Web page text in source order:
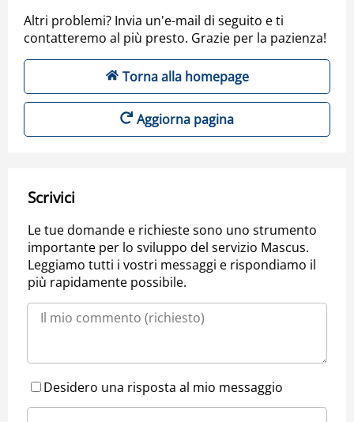
Altri problemi? Invia un'e-mail di seguito e ti
contatteremo al più presto. Grazie per la pazienza!
Torna alla homepage
Aggiorna pagina
Scrivici
Le tue domande e richieste sono uno strumento
importante per lo sviluppo del servizio Mascus.
Leggiamo tutti i vostri messaggi e rispondiamo il
più rapidamente possibile.
Desidero una risposta al mio messaggio